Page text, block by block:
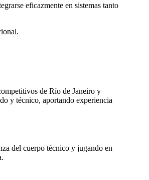
eficazmente en sistemas tanto
de Río de Janeiro y
y técnico, aportando experiencia
del cuerpo técnico y jugando en